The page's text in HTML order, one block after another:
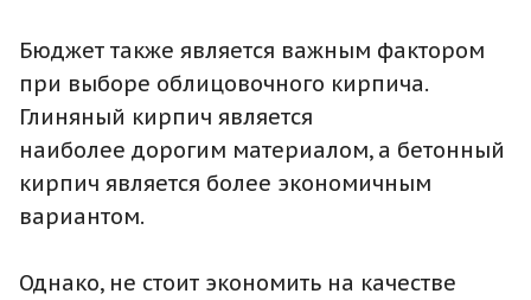
Бюджет также является важным фактором
при выборе облицовочного кирпича.
Глиняный кирпич является
наиболее дорогим материалом, а бетонный
кирпич является более экономичным
вариантом.
Однако, не стоит экономить на качестве